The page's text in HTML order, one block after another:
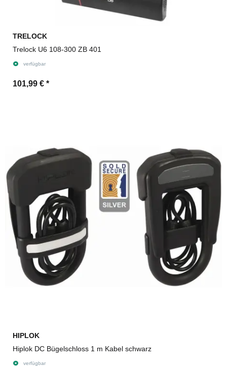
TRELOCK
Trelock U6 108-300 ZB 401
verfügbar
101,99 € *
HIPLOK
Hiplok DC Bügelschloss 1 m Kabel schwarz
verfügbar